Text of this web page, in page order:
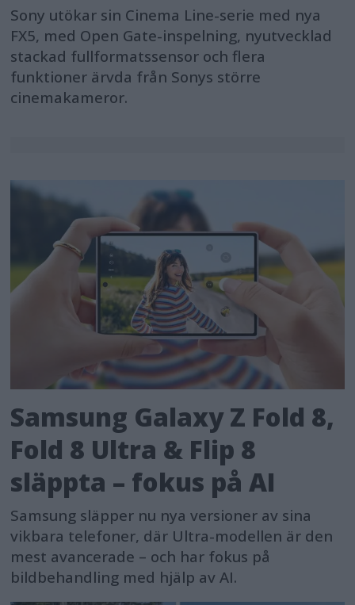
Sony utökar sin Cinema Line-serie med nya
FX5, med Open Gate-inspelning, nyutvecklad
stackad fullformatssensor och flera
funktioner ärvda från Sonys större
cinemakameror.
Samsung Galaxy Z Fold 8,
Fold 8 Ultra & Flip 8
släppta – fokus på AI
Samsung släpper nu nya versioner av sina
vikbara telefoner, där Ultra-modellen är den
mest avancerade – och har fokus på
bildbehandling med hjälp av AI.